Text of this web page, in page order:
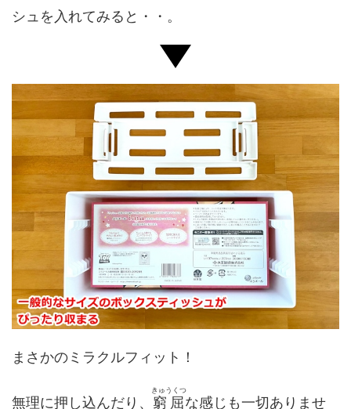
シュを入れてみると・・。
まさかのミラクルフィット！
無理に押し込んだり、 窮屈
きゅうくつ
な感じも一切ありませ